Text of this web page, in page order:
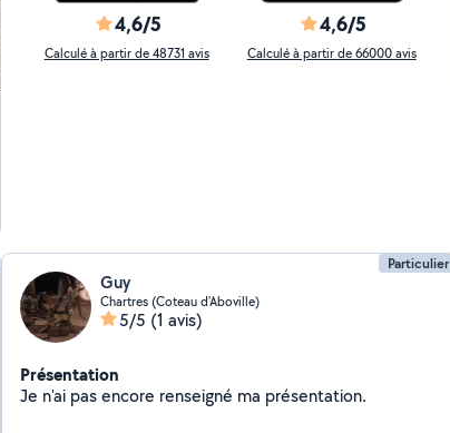
4,6/5
Calculé à partir de 48731 avis
4,6/5
Calculé à partir de 66000 avis
Particulier
Guy
Chartres (Coteau d'Aboville)
5/5 (1 avis)
Présentation
Je n'ai pas encore renseigné ma présentation.